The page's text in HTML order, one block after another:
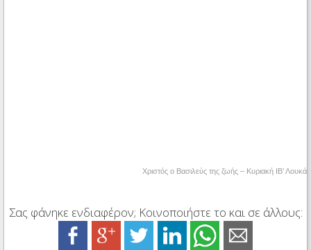
Χριστός ο Βασιλεύς της ζωής – Κυριακή ΙΒ’ Λουκά
Σας φάνηκε ενδιαφέρον; Κοινοποιήστε το και σε άλλους: